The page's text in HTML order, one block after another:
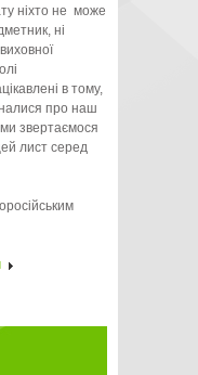
ніхто не може
ні
в тому,
про наш
звертаємося
лист серед